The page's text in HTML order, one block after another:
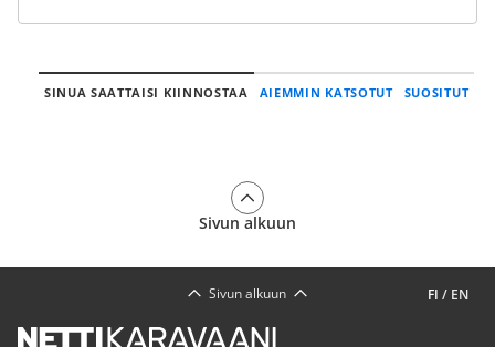
SINUA SAATTAISI KIINNOSTAA AIEMMIN KATSOTUT SUOSITUT
Sivun alkuun
FI / EN
Sivun alkuun